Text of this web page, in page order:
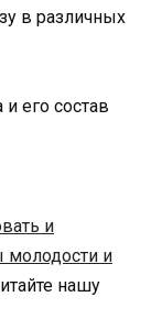
в различных
его состав
и
молодости и
нашу